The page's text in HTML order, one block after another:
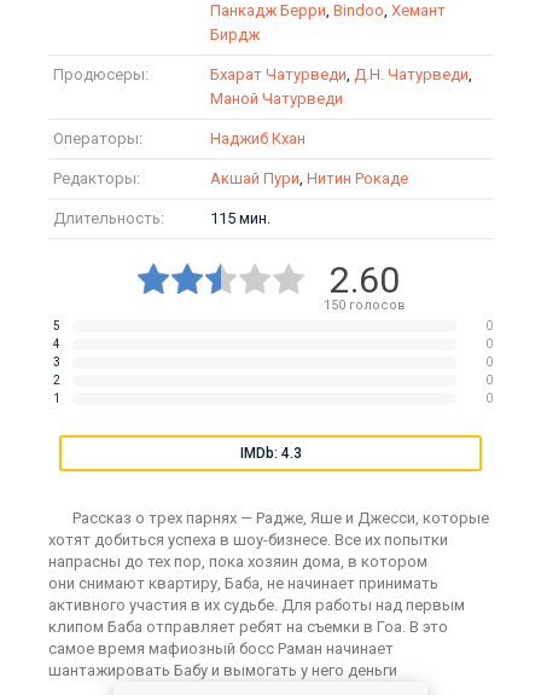
Панкадж Берри, Bindoo, Хемант
Бирдж
Продюсеры: Бхарат Чатурведи, Д.Н. Чатурведи,
Маной Чатурведи
Операторы: Наджиб Кхан
Редакторы: Акшай Пури, Нитин Рокаде
Длительность: 115 мин.
2.60
150голосов
5
0
4
0
3
0
2
0
1
0
IMDb: 4.3
Рассказ о трех парнях — Радже, Яше и Джесси, которые
хотят добиться успеха в шоу-бизнесе. Все их попытки
напрасны до тех пор, пока хозяин дома, в котором
они снимают квартиру, Баба, не начинает принимать
активного участия в их судьбе. Для работы над первым
клипом Баба отправляет ребят на съемки в Гоа. В это
самое время мафиозный босс Раман начинает
шантажировать Бабу и вымогать у него деньги